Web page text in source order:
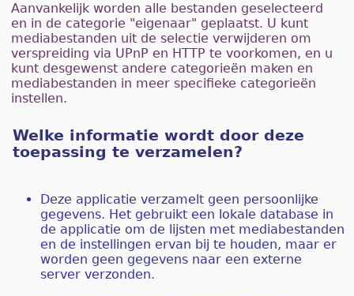
Aanvankelijk worden alle bestanden geselecteerd
en in de categorie "eigenaar" geplaatst. U kunt
mediabestanden uit de selectie verwijderen om
verspreiding via UPnP en HTTP te voorkomen, en u
kunt desgewenst andere categorieën maken en
mediabestanden in meer specifieke categorieën
instellen.
Welke informatie wordt door deze
toepassing te verzamelen?
Deze applicatie verzamelt geen persoonlijke
gegevens. Het gebruikt een lokale database in
de applicatie om de lijsten met mediabestanden
en de instellingen ervan bij te houden, maar er
worden geen gegevens naar een externe
server verzonden.